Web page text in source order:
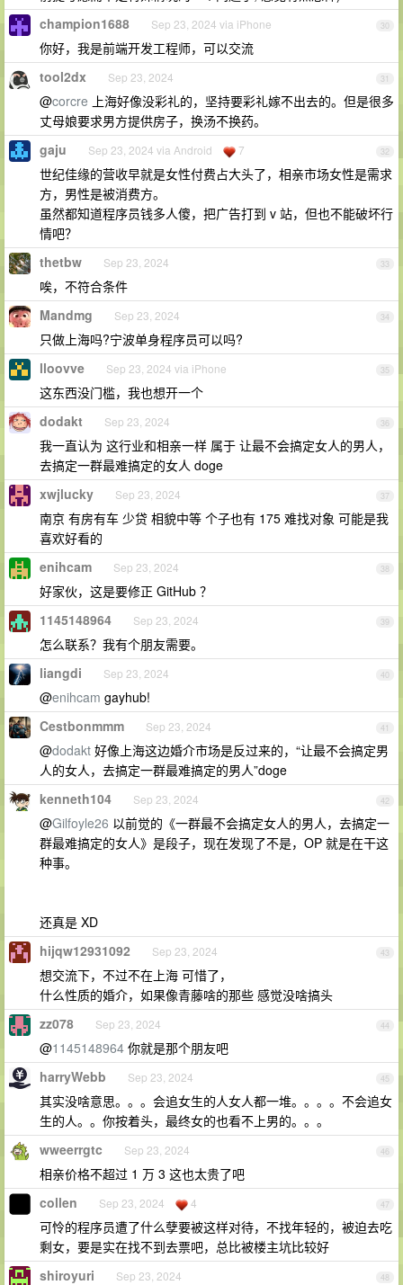
30
champion1688 Sep 23, 2024 via iPhone
你好，我是前端开发工程师，可以交流
31
tool2dx Sep 23, 2024
@corcre 上海好像没彩礼的，坚持要彩礼嫁不出去的。但是很多
丈母娘要求男方提供房子，换汤不换药。
32
gaju Sep 23, 2024 via Android 7
世纪佳缘的营收早就是女性付费占大头了，相亲市场女性是需求
方，男性是被消费方。
虽然都知道程序员钱多人傻，把广告打到 v 站，但也不能破坏行
情吧？
33
thetbw Sep 23, 2024
唉，不符合条件
34
Mandmg Sep 23, 2024
只做上海吗?宁波单身程序员可以吗?
35
lloovve Sep 23, 2024 via iPhone
这东西没门槛，我也想开一个
36
dodakt Sep 23, 2024
我一直认为 这行业和相亲一样 属于 让最不会搞定女人的男人，
去搞定一群最难搞定的女人 doge
37
xwjlucky Sep 23, 2024
南京 有房有车 少贷 相貌中等 个子也有 175 难找对象 可能是我
喜欢好看的
38
enihcam Sep 23, 2024
好家伙，这是要修正 GitHub ？
39
1145148964 Sep 23, 2024
怎么联系？我有个朋友需要。
40
liangdi Sep 23, 2024
@enihcam gayhub!
41
Cestbonmmm Sep 23, 2024
@dodakt 好像上海这边婚介市场是反过来的，“让最不会搞定男
人的女人，去搞定一群最难搞定的男人”doge
42
kenneth104 Sep 23, 2024
@Gilfoyle26 以前觉的《一群最不会搞定女人的男人，去搞定一
群最难搞定的女人》是段子，现在发现了不是，OP 就是在干这
种事。
还真是 XD
43
hijqw12931092 Sep 23, 2024
想交流下，不过不在上海 可惜了，
什么性质的婚介，如果像青藤啥的那些 感觉没啥搞头
44
zz078 Sep 23, 2024
@1145148964 你就是那个朋友吧
45
harryWebb Sep 23, 2024
其实没啥意思。。。会追女生的人女人都一堆。。。。不会追女
生的人。。你按着头，最终女的也看不上男的。。。
46
wweerrgtc Sep 23, 2024
相亲价格不超过 1 万 3 这也太贵了吧
47
collen Sep 23, 2024 4
可怜的程序员遭了什么孽要被这样对待，不找年轻的，被迫去吃
剩女，要是实在找不到去票吧，总比被楼主坑比较好
48
shiroyuri Sep 23, 2024